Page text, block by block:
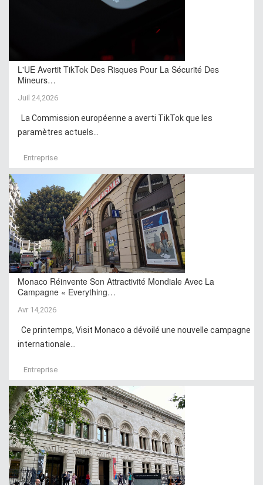
L'UE Avertit TikTok Des Risques Pour La Sécurité Des
Mineurs…
Juil 24,2026
La Commission européenne a averti TikTok que les
paramètres actuels...
Entreprise
Monaco Réinvente Son Attractivité Mondiale Avec La
Campagne « Everything…
Avr 14,2026
Ce printemps, Visit Monaco a dévoilé une nouvelle campagne
internationale...
Entreprise